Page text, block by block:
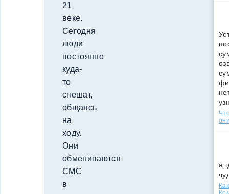
21
веке.
Сегодня
люди
постоянно
куда-
то
спешат,
общаясь
на
ходу.
Они
обмениваются
СМС
в
а